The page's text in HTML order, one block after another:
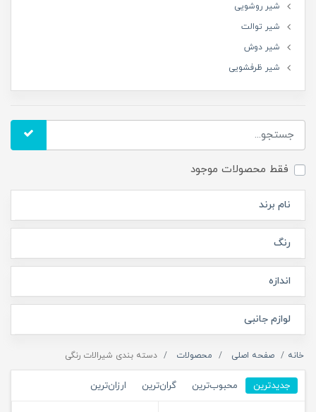
شیر روشویی
شیر توالت
شیر دوش
شیر ظرفشویی
فقط محصولات موجود
نام برند
رنگ
اندازه
لوازم جانبی
خانه صفحه اصلی محصولات دسته بندی شیرالات رنگی
جدیدترین محبوب‌ترین گران‌ترین ارزان‌ترین